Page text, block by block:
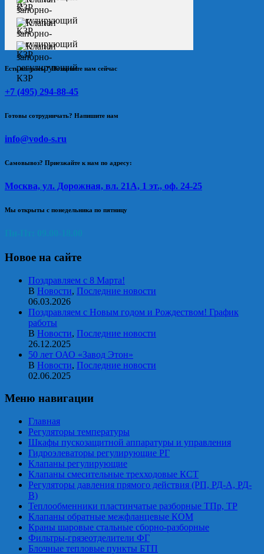
Есть вопросы? Позвоните нам сейчас
+7 (495) 294-88-45
Готовы сотрудничать? Напишите нам
info@vodo-s.ru
Самовывоз? Приезжайте к нам по адресу:
Москва, ул. Дорожная, вл. 21А, 1 эт., оф. 24-25
Мы открыты с понедельника по пятницу
Новое на сайте
Поздравляем с 8 Марта!
В Новости, Последние новости
06.03.2026
Поздравляем с Новым годом и Рождеством! График
работы
В Новости, Последние новости
26.12.2025
50 лет ОАО «Завод Этон»
В Новости, Последние новости
02.06.2025
Меню навигации
Главная
Регуляторы температуры
Шкафы пускозащитной аппаратуры и управления
Гидроэлеваторы регулирующие РГ
Клапаны регулирующие
Клапаны смесительные трехходовые КСТ
Регуляторы давления прямого действия (РП, РД-А, РД-
В)
Теплообменники пластинчатые разборные ТПр, ТР
Клапаны обратные межфланцевые КОМ
Краны шаровые стальные сборно-разборные
Фильтры-грязеотделители ФГ
Блочные тепловые пункты БТП